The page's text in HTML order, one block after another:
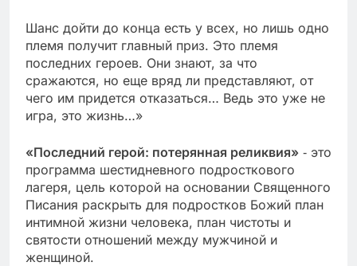
Шанс дойти до конца есть у всех, но лишь одно
племя получит главный приз. Это племя
последних героев. Они знают, за что
сражаются, но еще вряд ли представляют, от
чего им придется отказаться… Ведь это уже не
игра, это жизнь…»
«Последний герой: потерянная реликвия» ‑ это
программа шестидневного подросткового
лагеря, цель которой на основании Священного
Писания раскрыть для подростков Божий план
интимной жизни человека, план чистоты и
святости отношений между мужчиной и
женщиной.